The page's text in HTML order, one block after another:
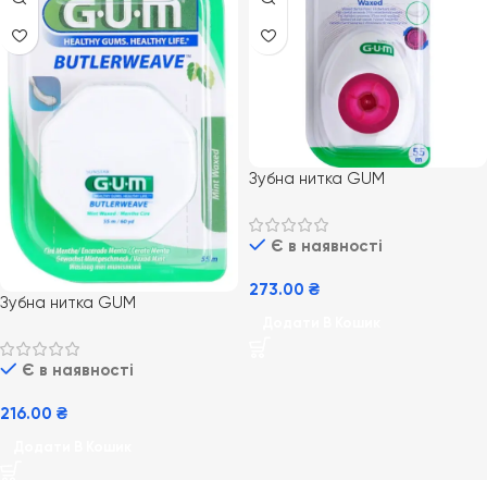
Зубна нитка GUM
покриттям і м’ятним
ароматом
Є в наявності
216.00 ₴
Зубна нитка GUM
55 м
Є в наявності
273.00 ₴